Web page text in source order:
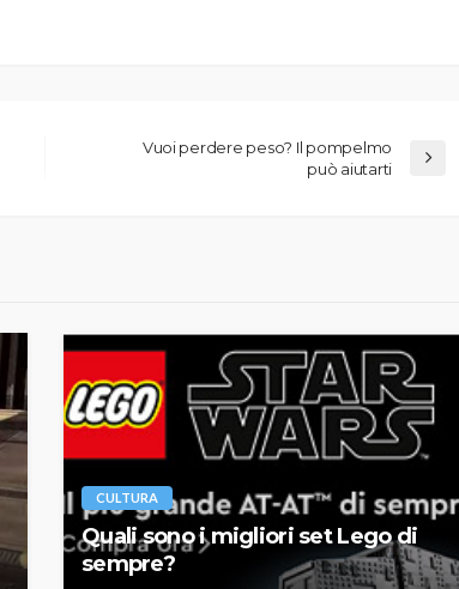
Vuoi perdere peso? Il pompelmo
può aiutarti
CULTURA
Quali sono i migliori set Lego di
sempre?